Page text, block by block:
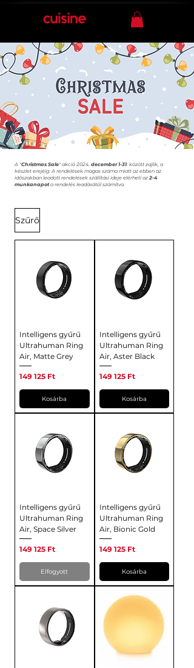
A "Christmas Sale" akció 2024. december 1-31. között zajlik, a
készlet erejéig. A rendelések magas száma miatt az ebben az
időszakban leadott rendelések szállítási ideje elérheti az 2-4
munkanapota rendelés leadásától számítva.
Szűrő
Intelligens gyűrű
Ultrahuman Ring
Air, Matte Grey
Ár
149 125 Ft
Kosárba
Intelligens gyűrű
Ultrahuman Ring
Air, Aster Black
Ár
149 125 Ft
Kosárba
Intelligens gyűrű
Ultrahuman Ring
Air, Space Silver
Ár
149 125 Ft
Elfogyott
Intelligens gyűrű
Ultrahuman Ring
Air, Bionic Gold
Ár
149 125 Ft
Kosárba